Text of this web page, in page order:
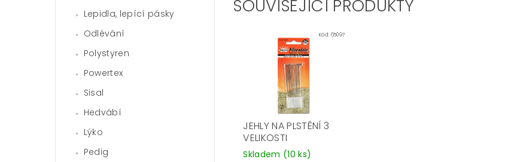
Lepidla, lepící pásky
Odlévání
Polystyren
Powertex
Sisal
Hedvábí
Lýko
Pedig
SOUVISEJÍCÍ PRODUKTY
Kód: 65097
JEHLY NA PLSTĚNÍ 3
VELIKOSTI
Skladem (10 ks)